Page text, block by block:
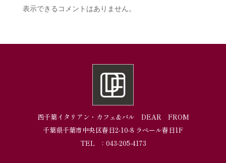
表示できるコメントはありません。
西千葉イタリアン・カフェ&バル DEAR FROM
千葉県千葉市中央区春日2-10-8 ラペール春日1F
TEL ：043-205-4173